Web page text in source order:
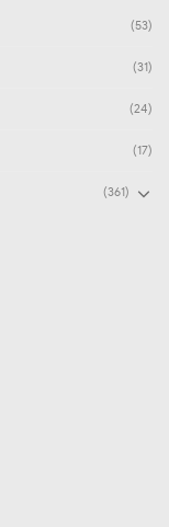
(53)
(31)
(24)
(17)
(361)